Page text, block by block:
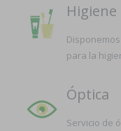
para la
Óptica
Servicio de